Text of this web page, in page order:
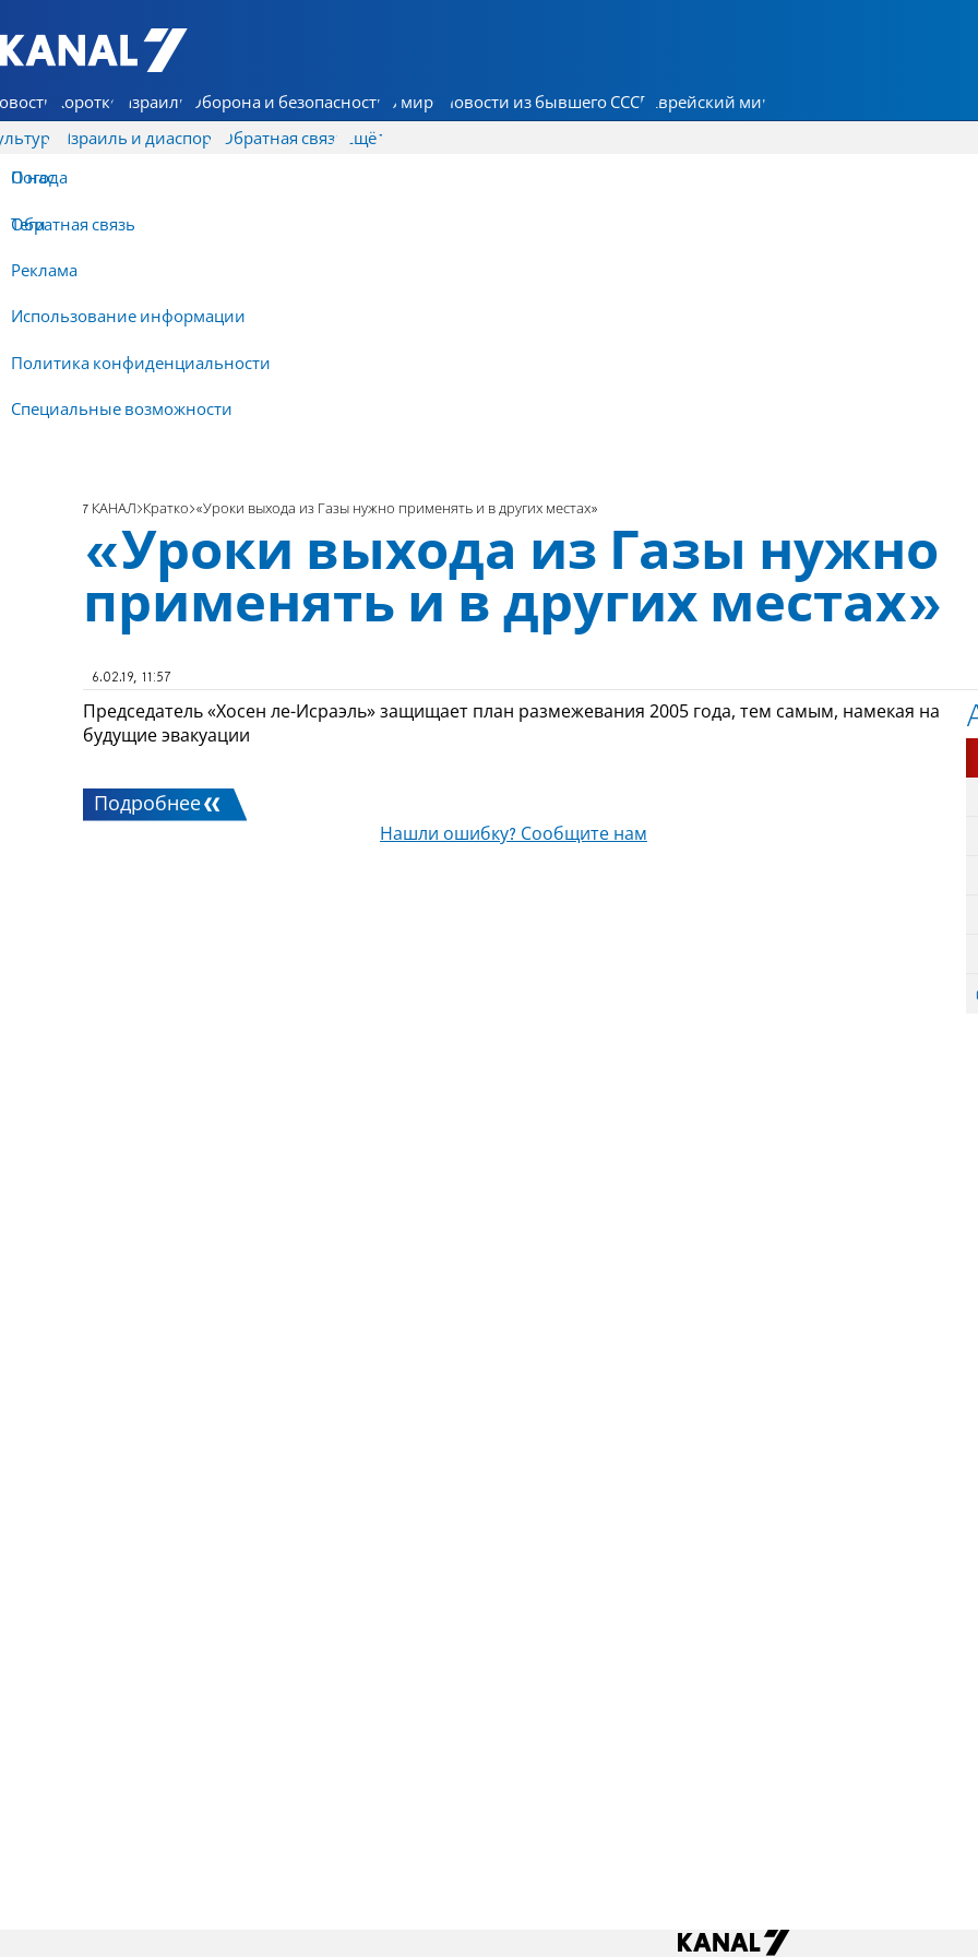
7 КАНАЛ - Аруц Шева
Коротко Израиль Оборона и безопасность В мире Новости из бывшего СССР Еврейский мир
Израиль и диаспора Обратная связь
О нас
Обратная связь
Реклама
Использование информации
Политика конфиденциальности
Специальные возможности
Ещё
Погода
Теги
7 КАНАЛ Кратко «Уроки выхода из Газы нужно применять и в других местах»
«Уроки выхода из Газы нужно
применять и в других местах»
6.02.19, 11:57
Председатель «Хосен ле-Исраэль» защищает план размежевания 2005 года, тем самым, намекая на
будущие эвакуации
Подробнее
Нашли ошибку? Сообщите нам